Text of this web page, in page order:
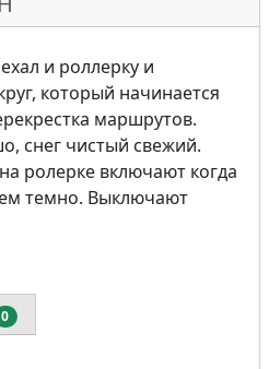
и роллерку и
который начинается
маршрутов.
снег чистый свежий.
ролерке включают когда
темно. Выключают
0